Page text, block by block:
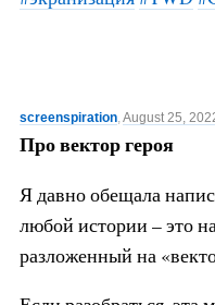
screenspiration, August 25,
Про вектор героя
Я давно обещала
любой истории – это
разложенный на